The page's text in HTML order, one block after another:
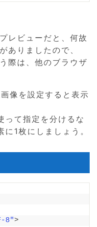
レビューだと、何故
ありましたので、
際は、他のブラウザ
像を設定すると表示
て指定を分けるな
1枚にしましょう。
8">